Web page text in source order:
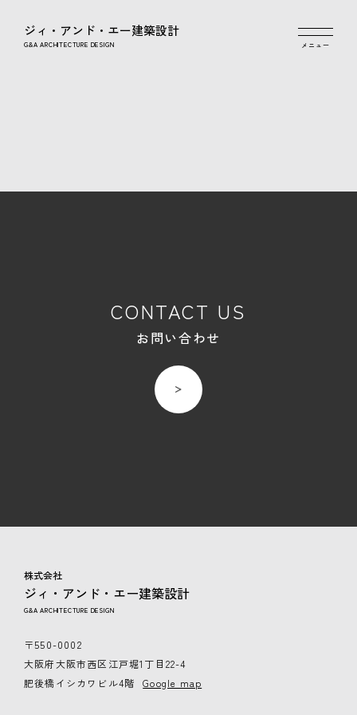
ジィ・アンド・エー建築設計
G&A ARCHITECTURE DESIGN
CONTACT US
お問い合わせ
G&A ARCHITECTURE DESIGN
ジィ・アンド・エー建築設計
株式会社
〒550-0002
大阪府大阪市西区江戸堀1丁目22-4
肥後橋イシカワビル4階
Google map